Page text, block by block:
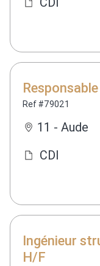
Ref #79021
11 - Aude
CDI
Ingénieur
H/F